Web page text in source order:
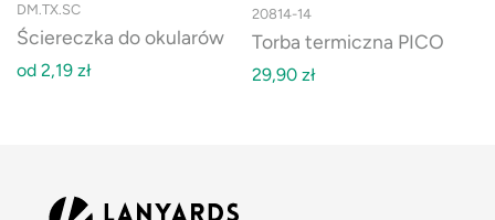
DM.TX.SC
Ściereczka do okularów
od 2,19 zł
20814-14
Torba termiczna PICO
29,90 zł